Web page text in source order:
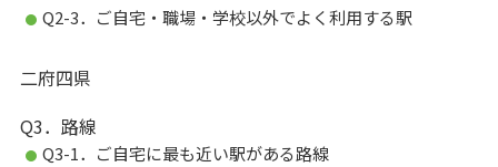
Q2-3．ご自宅・職場・学校以外でよく利用する駅
二府四県
Q3．路線
Q3-1．ご自宅に最も近い駅がある路線